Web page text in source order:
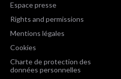
Espace presse
Rights and permissions
Mentions légales
Cookies
Charte de protection des
données personnelles